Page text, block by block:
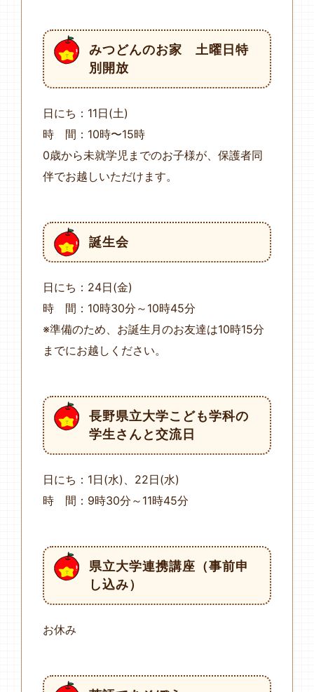
みつどんのお家 土曜日特
別開放
日にち：11日(土)
時 間：10時〜15時
0歳から未就学児までのお子様が、保護者同
伴でお越しいただけます。
誕生会
日にち：24日(金)
時 間：10時30分～10時45分
※準備のため、お誕生月のお友達は10時15分
までにお越しください。
長野県立大学こども学科の
学生さんと交流日
日にち：1日(水)、22日(水)
時 間：9時30分～11時45分
県立大学連携講座（事前申
し込み）
お休み